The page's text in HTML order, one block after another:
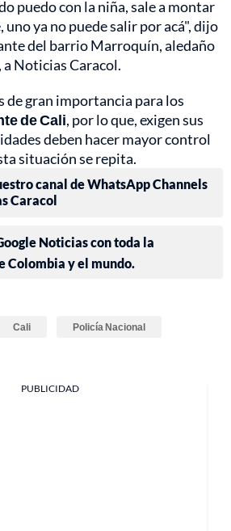
puedo con la niña, sale a montar
ya no puede salir por acá", dijo
del barrio Marroquín, aledaño
Noticias Caracol.
de gran importancia para los
de Cali, por lo que, exigen sus
deben hacer mayor control
situación se repita.
canal de WhatsApp Channels
Caracol
Noticias con toda la
Colombia y el mundo.
Cali Policía Nacional
PUBLICIDAD